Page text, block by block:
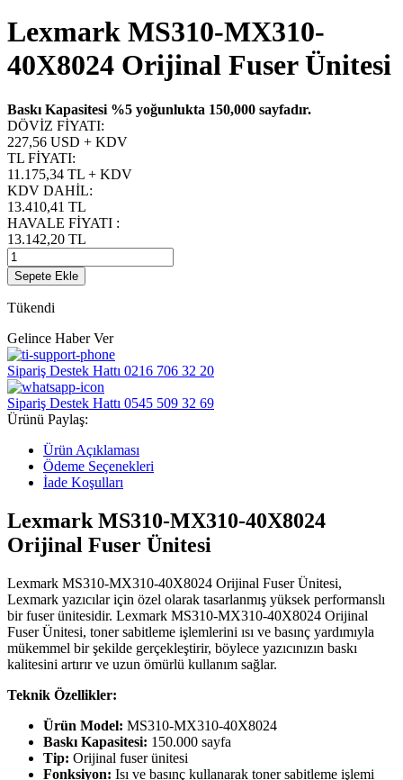
Lexmark MS310-MX310-
40X8024 Orijinal Fuser Ünitesi
Baskı Kapasitesi %5 yoğunlukta 150,000 sayfadır.
DÖVİZ FİYATI:
227,56 USD + KDV
TL FİYATI:
11.175,34 TL + KDV
KDV DAHİL:
13.410,41 TL
HAVALE FİYATI :
13.142,20 TL
Sepete Ekle
Tükendi
Gelince Haber Ver
Sipariş Destek Hattı 0216 706 32 20
Sipariş Destek Hattı 0545 509 32 69
Ürünü Paylaş:
Ürün Açıklaması
Ödeme Seçenekleri
İade Koşulları
Lexmark MS310-MX310-40X8024
Orijinal Fuser Ünitesi
Lexmark MS310-MX310-40X8024 Orijinal Fuser Ünitesi,
Lexmark yazıcılar için özel olarak tasarlanmış yüksek performanslı
bir fuser ünitesidir. Lexmark MS310-MX310-40X8024 Orijinal
Fuser Ünitesi, toner sabitleme işlemlerini ısı ve basınç yardımıyla
mükemmel bir şekilde gerçekleştirir, böylece yazıcınızın baskı
kalitesini artırır ve uzun ömürlü kullanım sağlar.
Teknik Özellikler:
Ürün Model: MS310-MX310-40X8024
Baskı Kapasitesi: 150.000 sayfa
Tip: Orijinal fuser ünitesi
Fonksiyon: Isı ve basınç kullanarak toner sabitleme işlemi